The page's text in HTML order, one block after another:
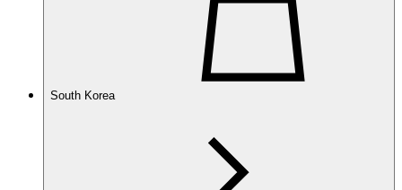
South Korea